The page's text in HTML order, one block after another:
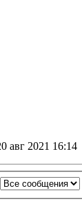
авг 2021 16:14